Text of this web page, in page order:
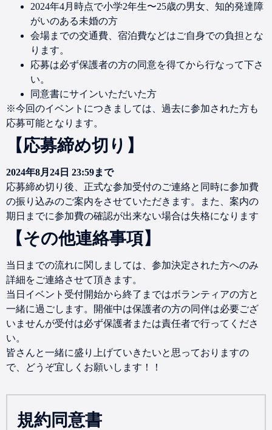
2024年4月時点で小学2年生〜25歳の男女、知的発達障
がいのある未婚の方
会場までの交通費、宿泊費などはご自身での負担とな
ります。
応募は必ず保護者の方の同意を得てから行なって下さ
い。
同意書にサインいただいた方
※今回のイベントにつきましては、過去に参加された方も
応募可能となります。
【応募締め切り】
2024年8月24日 23:59まで
応募締め切り後、正式な参加受付のご連絡と同時に参加費
の振り込みのご案内をさせていただきます。また、案内の
期日までに参加費の確認が出来ない場合は失格になります
【その他連絡事項】
当日までの流れに関しましては、参加決定された方へのみ
詳細をご連絡させて頂きます。
当日イベント受付開始から終了まではボランティアの方と
一緒に過ごします。開催中は保護者の方の同伴は必要ござ
いませんが受付は必ず保護者または責任者で行ってくださ
い。
皆さんと一緒に盛り上げていきたいと思っておりますの
で、どうぞ宜しくお願いします！！
規約同意書